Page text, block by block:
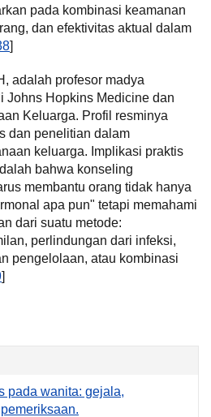
pada kombinasi keamanan
dan efektivitas aktual dalam
]
adalah profesor madya
Johns Hopkins Medicine dan
Keluarga. Profil resminya
dan penelitian dalam
keluarga. Implikasi praktis
bahwa konseling
membantu orang tidak hanya
apa pun" tetapi memahami
dari suatu metode:
perlindungan dari infeksi,
pengelolaan, atau kombinasi
]
pada wanita: gejala,